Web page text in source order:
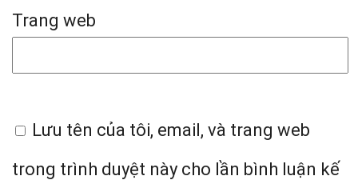
Trang web
Lưu tên của tôi, email, và trang web
trong trình duyệt này cho lần bình luận kế